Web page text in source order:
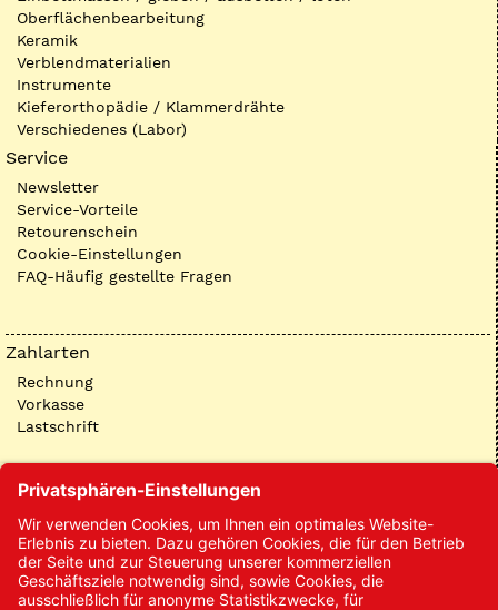
Oberflächenbearbeitung
Keramik
Verblendmaterialien
Instrumente
Kieferorthopädie / Klammerdrähte
Verschiedenes (Labor)
Service
Newsletter
Service-Vorteile
Retourenschein
Cookie-Einstellungen
FAQ-Häufig gestellte Fragen
Zahlarten
Rechnung
Vorkasse
Lastschrift
Kontakt
Kontakt/Anfrage
Neukundenanmeldung